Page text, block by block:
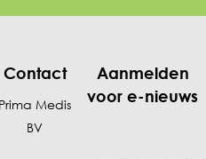
Contact
Prima Medis
BV
Aanmelden
voor e-nieuws